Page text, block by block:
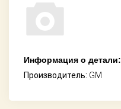
Информация о детали:
Производитель: GM